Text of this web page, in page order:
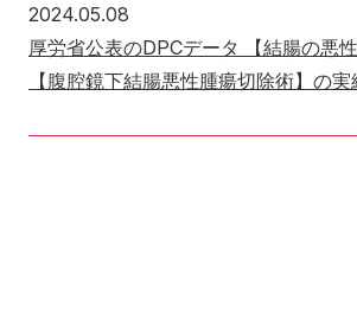
2024.05.08
厚労省公表のDPCデータ 【結腸の悪
【腹腔鏡下結腸悪性腫瘍切除術】の実